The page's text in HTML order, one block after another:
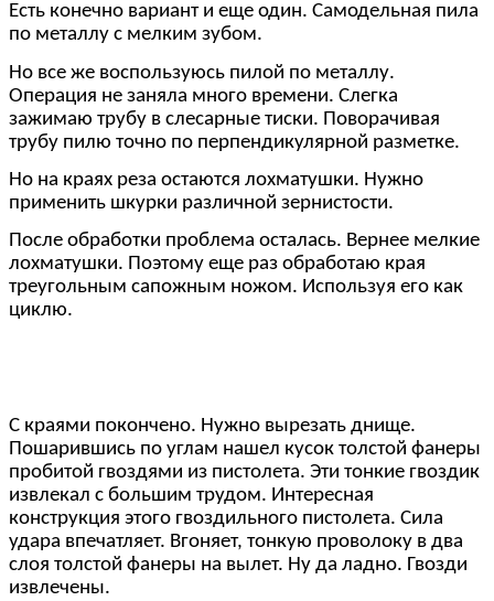
Есть конечно вариант и еще один. Самодельная пила
по металлу с мелким зубом.
Но все же воспользуюсь пилой по металлу.
Операция не заняла много времени. Слегка
зажимаю трубу в слесарные тиски. Поворачивая
трубу пилю точно по перпендикулярной разметке.
Но на краях реза остаются лохматушки. Нужно
применить шкурки различной зернистости.
После обработки проблема осталась. Вернее мелкие
лохматушки. Поэтому еще раз обработаю края
треугольным сапожным ножом. Используя его как
циклю.
С краями покончено. Нужно вырезать днище.
Пошарившись по углам нашел кусок толстой фанеры
пробитой гвоздями из пистолета. Эти тонкие гвоздик
извлекал с большим трудом. Интересная
конструкция этого гвоздильного пистолета. Сила
удара впечатляет. Вгоняет, тонкую проволоку в два
слоя толстой фанеры на вылет. Ну да ладно. Гвозди
извлечены.